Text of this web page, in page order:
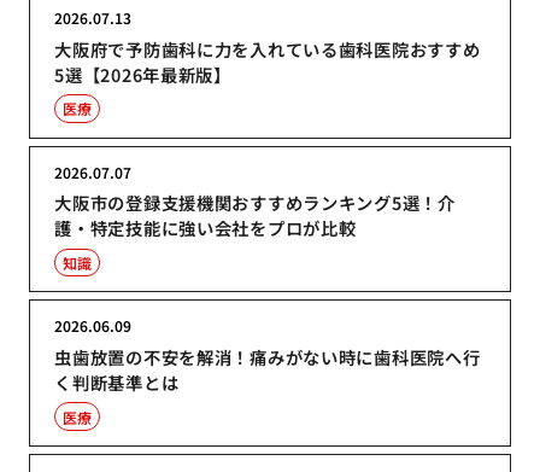
大阪府で予防歯科に力を入れている歯科医院おすすめ
5選【2026年最新版】
2026.07.13
医療
大阪市の登録支援機関おすすめランキング5選！介
護・特定技能に強い会社をプロが比較
2026.07.07
知識
虫歯放置の不安を解消！痛みがない時に歯科医院へ行
く判断基準とは
2026.06.09
医療